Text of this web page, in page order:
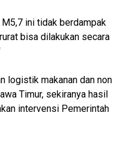
ini tidak berdampak
bisa dilakukan secara
logistik makanan dan non
Timur, sekiranya hasil
intervensi Pemerintah